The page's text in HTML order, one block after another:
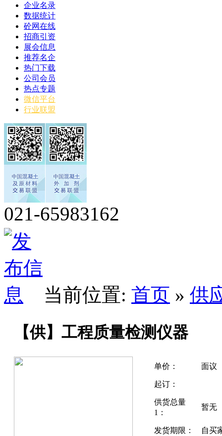
企业名录
数据统计
砼网在线
招商引资
展会信息
推荐名企
热门下载
公司会员
热点专题
微信平台
行业联盟
021-65983162
当前位置: 首页 » 供
【供】工程质量检测仪器
单价： 面议
起订：
供货总量
1：
暂无
发货期限： 自买